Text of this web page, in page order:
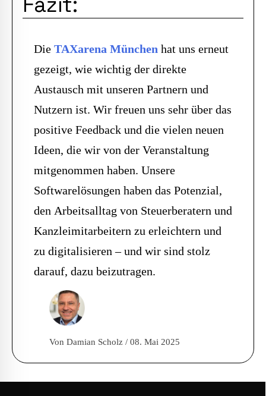
Die TAXarena München hat uns erneut
gezeigt, wie wichtig der direkte
Austausch mit unseren Partnern und
Nutzern ist. Wir freuen uns sehr über das
positive Feedback und die vielen neuen
Ideen, die wir von der Veranstaltung
mitgenommen haben. Unsere
Softwarelösungen haben das Potenzial,
den Arbeitsalltag von Steuerberatern und
Kanzleimitarbeitern zu erleichtern und
zu digitalisieren – und wir sind stolz
darauf, dazu beizutragen.
Von Damian Scholz / 08. Mai 2025